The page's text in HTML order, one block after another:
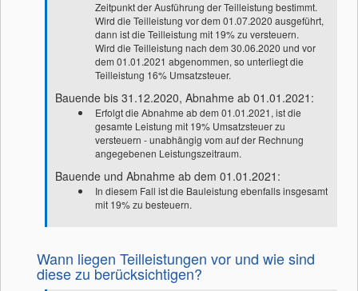
Zeitpunkt der Ausführung der Teilleistung bestimmt.
Wird die Teilleistung vor dem 01.07.2020 ausgeführt,
dann ist die Teilleistung mit 19% zu versteuern.
Wird die Teilleistung nach dem 30.06.2020 und vor
dem 01.01.2021 abgenommen, so unterliegt die
Teilleistung 16% Umsatzsteuer.
Bauende bis 31.12.2020, Abnahme ab 01.01.2021:
Erfolgt die Abnahme ab dem 01.01.2021, ist die
gesamte Leistung mit 19% Umsatzsteuer zu
versteuern - unabhängig vom auf der Rechnung
angegebenen Leistungszeitraum.
Bauende und Abnahme ab dem 01.01.2021:
In diesem Fall ist die Bauleistung ebenfalls insgesamt
mit 19% zu besteuern.
Wann liegen Teilleistungen vor und wie sind
diese zu berücksichtigen?